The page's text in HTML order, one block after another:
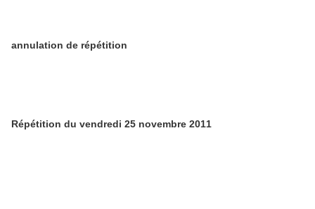
annulation de répétition
Répétition du vendredi 25 novembre 2011